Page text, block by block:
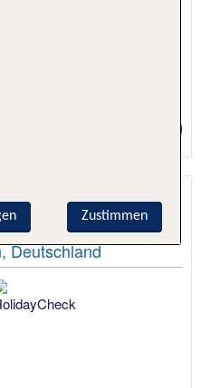
Hotel
Deutschland
Zustimmen